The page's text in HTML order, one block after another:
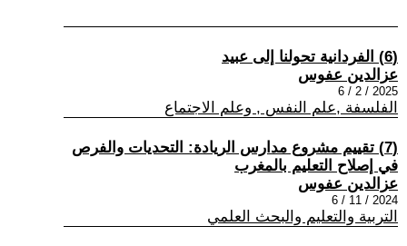
(6) الفردانية تحولنا إلى عبيد
عزالدين عفوس
2025 / 2 / 6
الفلسفة ,علم النفس , وعلم الاجتماع
(7) تقييم مشروع مدارس الريادة: التحديات والفرص
في إصلاح التعليم بالمغرب
عزالدين عفوس
2024 / 11 / 6
التربية والتعليم والبحث العلمي